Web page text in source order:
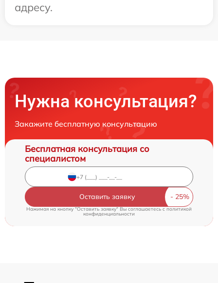
адресу.
Нужна консультация?
Закажите бесплатную консультацию
Бесплатная консультация со
специалистом
Оставить заявку
Нажимая на кнопку "Оставить заявку" Вы соглашаетесь cполитикой
конфиденциальности